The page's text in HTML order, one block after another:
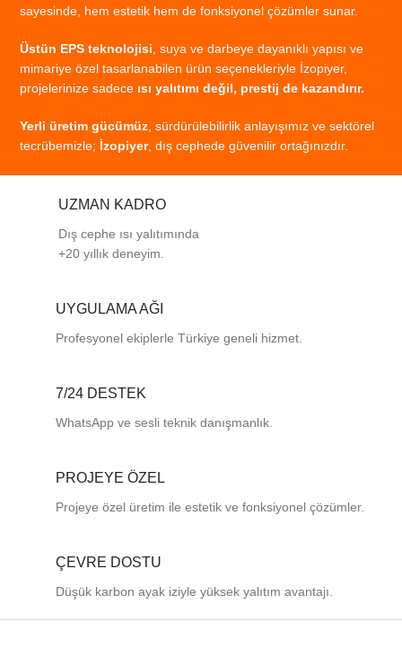
sayesinde, hem estetik hem de fonksiyonel çözümler sunar.
Üstün EPS teknolojisi suya ve darbeye dayanıklı yapısı ve
mimariye özel tasarlanabilen ürün seçenekleriyle İzopiyer,
projelerinize sadece ısı yalıtımı değil, prestij de kazandırır.
Yerli üretim gücümüz sürdürülebilirlik anlayışımız ve sektörel
tecrübemizle; İzopiyer, dış cephede güvenilir ortağınızdır.
UZMAN KADRO
Dış cephe ısı yalıtımında
+20 yıllık deneyim.
UYGULAMA AĞI
Profesyonel ekiplerle Türkiye geneli hizmet.
7/24 DESTEK
WhatsApp ve sesli teknik danışmanlık.
PROJEYE ÖZEL
Projeye özel üretim ile estetik ve fonksiyonel çözümler.
ÇEVRE DOSTU
Düşük karbon ayak iziyle yüksek yalıtım avantajı.